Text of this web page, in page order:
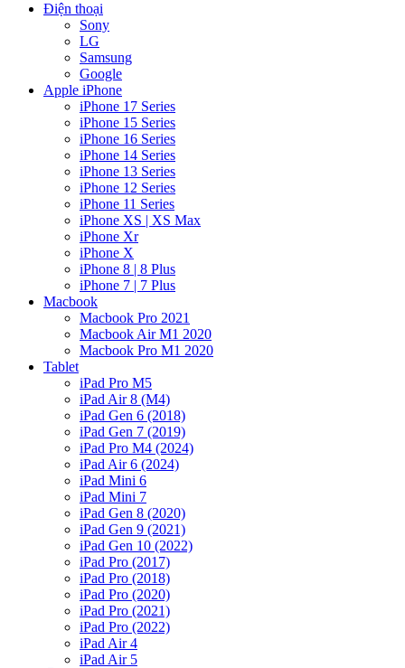
Điện thoại
Sony
LG
Samsung
Google
Apple iPhone
iPhone 17 Series
iPhone 15 Series
iPhone 16 Series
iPhone 14 Series
iPhone 13 Series
iPhone 12 Series
iPhone 11 Series
iPhone XS | XS Max
iPhone Xr
iPhone X
iPhone 8 | 8 Plus
iPhone 7 | 7 Plus
Macbook
Macbook Pro 2021
Macbook Air M1 2020
Macbook Pro M1 2020
Tablet
iPad Pro M5
iPad Air 8 (M4)
iPad Gen 6 (2018)
iPad Gen 7 (2019)
iPad Pro M4 (2024)
iPad Air 6 (2024)
iPad Mini 6
iPad Mini 7
iPad Gen 8 (2020)
iPad Gen 9 (2021)
iPad Gen 10 (2022)
iPad Pro (2017)
iPad Pro (2018)
iPad Pro (2020)
iPad Pro (2021)
iPad Pro (2022)
iPad Air 4
iPad Air 5